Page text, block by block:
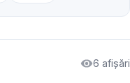
6 afișări